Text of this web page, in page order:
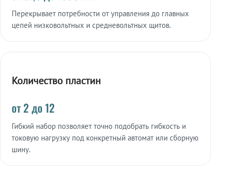
Перекрывает потребности от управления до главных
цепей низковольтных и средневольтных щитов.
Количество пластин
от 2 до 12
Гибкий набор позволяет точно подобрать гибкость и
токовую нагрузку под конкретный автомат или сборную
шину.